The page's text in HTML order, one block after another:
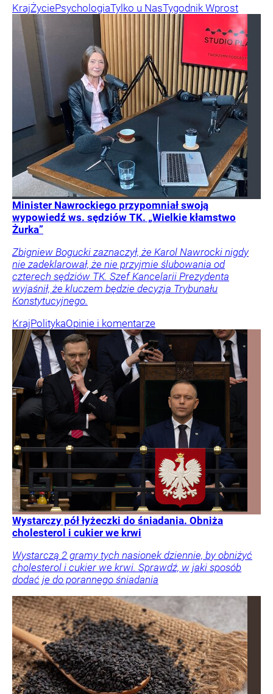
KrajŻyciePsychologiaTylko u NasTygodnik Wprost
Minister Nawrockiego przypomniał swoją
wypowiedź ws. sędziów TK. „Wielkie kłamstwo
Żurka”
Zbigniew Bogucki zaznaczył, że Karol Nawrocki nigdy
nie zadeklarował, że nie przyjmie ślubowania od
czterech sędziów TK. Szef Kancelarii Prezydenta
wyjaśnił, że kluczem będzie decyzja Trybunału
Konstytucyjnego.
KrajPolitykaOpinie i komentarze
Wystarczy pół łyżeczki do śniadania. Obniża
cholesterol i cukier we krwi
Wystarczą 2 gramy tych nasionek dziennie, by obniżyć
cholesterol i cukier we krwi. Sprawdź, w jaki sposób
dodać je do porannego śniadania